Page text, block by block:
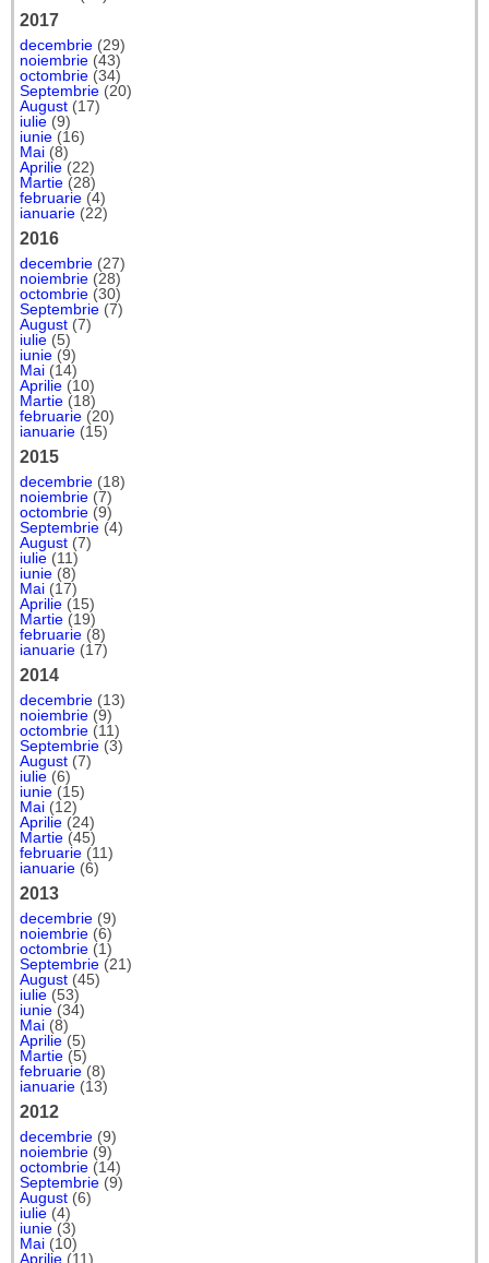
2017
decembrie (29)
noiembrie (43)
octombrie (34)
Septembrie (20)
August (17)
iulie (9)
iunie (16)
Mai (8)
Aprilie (22)
Martie (28)
februarie (4)
ianuarie (22)
2016
decembrie (27)
noiembrie (28)
octombrie (30)
Septembrie (7)
August (7)
iulie (5)
iunie (9)
Mai (14)
Aprilie (10)
Martie (18)
februarie (20)
ianuarie (15)
2015
decembrie (18)
noiembrie (7)
octombrie (9)
Septembrie (4)
August (7)
iulie (11)
iunie (8)
Mai (17)
Aprilie (15)
Martie (19)
februarie (8)
ianuarie (17)
2014
decembrie (13)
noiembrie (9)
octombrie (11)
Septembrie (3)
August (7)
iulie (6)
iunie (15)
Mai (12)
Aprilie (24)
Martie (45)
februarie (11)
ianuarie (6)
2013
decembrie (9)
noiembrie (6)
octombrie (1)
Septembrie (21)
August (45)
iulie (53)
iunie (34)
Mai (8)
Aprilie (5)
Martie (5)
februarie (8)
ianuarie (13)
2012
decembrie (9)
noiembrie (9)
octombrie (14)
Septembrie (9)
August (6)
iulie (4)
iunie (3)
Mai (10)
Aprilie (11)